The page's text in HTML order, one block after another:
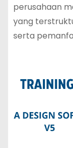
perusahaan
yang
serta